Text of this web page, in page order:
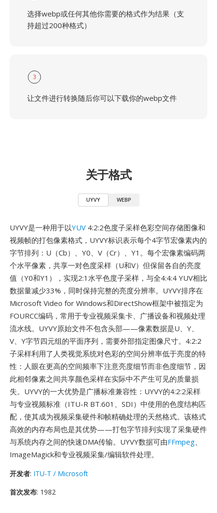
选择webp或任何其他你需要的格式作为结果（支
持超过200种格式）
3
让文件进行转换随后你可以下载你的webp文件
关于格式
UYVY WEBP
UYVY是一种用于以YUV 4:2:2色度子采样色彩空间存储图像和
视频帧的打包像素格式，UYVY标识表示每个4字节宏像素内的
字节排列：U（Cb）、Y0、V（Cr）、Y1。每个宏像素编码两
个水平像素，共享一对色度采样（U和V）但保留各自的亮度
值（Y0和Y1），实现2:1水平色度子采样，与全4:4:4 YUV相比
数据量减少33%，同时保持完整的亮度分辨率。UYVY排序在
Microsoft Video for Windows和DirectShow框架中被指定为
FOURCC编码，常用于专业视频采集卡、广播设备和视频处理
流水线。UYVY原始文件不包含头部——像素数据是U、Y、
V、Y字节四元组的平面序列，需要外部指定图像尺寸。4:2:2
子采样利用了人类视觉系统对色彩的空间分辨率低于亮度的特
性：人眼在更高的空间频率下注意亮度细节而非色度细节，因
此相邻像素之间共享颜色采样在实际中不产生可见的质量损
失。UYVY的一大优势是广播标准兼容性：UYVY的4:2:2采样
与专业视频标准（ITU-R BT.601、SDI）中使用的色度结构匹
配，使其成为视频采集硬件和帧精确处理的天然格式。该格式
高效的内存布局也是其优势——打包字节排列实现了采集硬件
与系统内存之间的快速DMA传输。UYVY数据可由FFmpeg、
ImageMagick和专业视频采集/编辑软件处理。
开发者: ITU-T / Microsoft
首次发布: 1982